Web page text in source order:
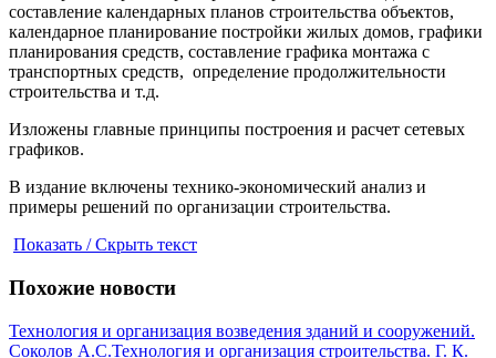
составление календарных планов строительства объектов,
календарное планирование постройки жилых домов, графики
планирования средств, составление графика монтажа с
транспортных средств, определение продолжительности
строительства и т.д.
Изложены главные принципы построения и расчет сетевых
графиков.
В издание включены технико-экономический анализ и
примеры решений по организации строительства.
Показать / Скрыть текст
Похожие новости
Технология и организация возведения зданий и сооружений.
Соколов А.С.Технология и организация строительства. Г. К.